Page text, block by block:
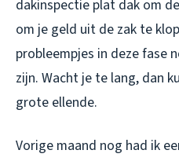
dakinspectie plat dak om
om je geld uit de zak te
probleempjes in deze fase
zijn. Wacht je te lang, dan
grote ellende.
Vorige maand nog had ik